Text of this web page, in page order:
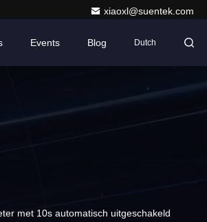
xiaoxl@suentek.com
Events Blog Dutch
met 10s automatisch uitgeschakeld